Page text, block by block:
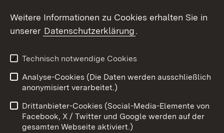
Social Wall
X / Twitter
Youtube
Benutzungshinweise
Barrierefreiheit
Datenschutz
Cookies
Weitere Informationen zu Cookies erhalten Sie in
unserer Datenschutzerklärung.
Technisch notwendige Cookies
Analyse-Cookies (Die Daten werden ausschließlich
anonymisiert verarbeitet.)
Drittanbieter-Cookies (Social-Media-Elemente von
Facebook, X / Twitter und Google werden auf der
gesamten Webseite aktiviert.)